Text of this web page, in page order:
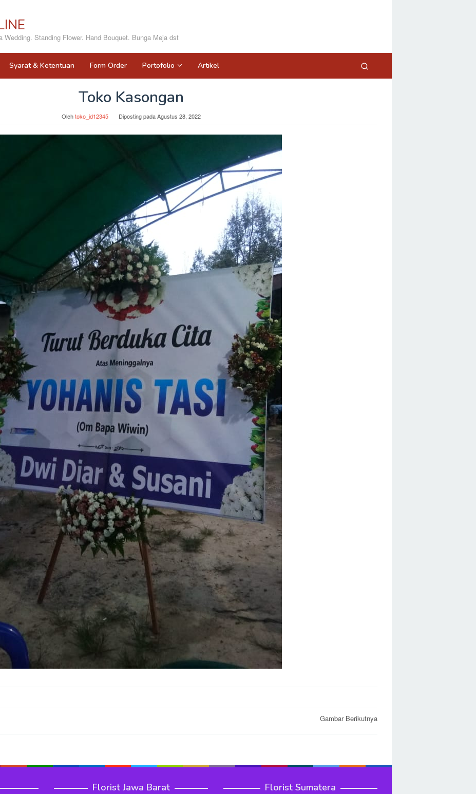
Wedding. Standing Flower. Hand Bouquet. Bunga Meja dst
Syarat & Ketentuan Form Order Portofolio Artikel
Toko Kasongan
Olehtoko_id12345 Diposting padaAgustus 28, 2022
Gambar Berikutnya
Florist Jawa Barat Florist Sumatera